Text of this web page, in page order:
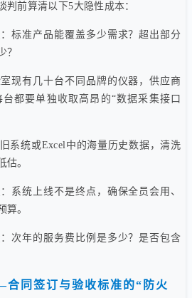
判前算清以下5大隐性成本：
标准产品能覆盖多少需求？超出部分
？
现有几十台不同品牌的仪器，供应商
都要单独收取高昂的“数据采集接口
系统或Excel中的海量历史数据，清洗
估。
系统上线不是终点，确保全员会用、
算。
次年的服务费比例是多少？是否包含
同签订与验收标准的“防火